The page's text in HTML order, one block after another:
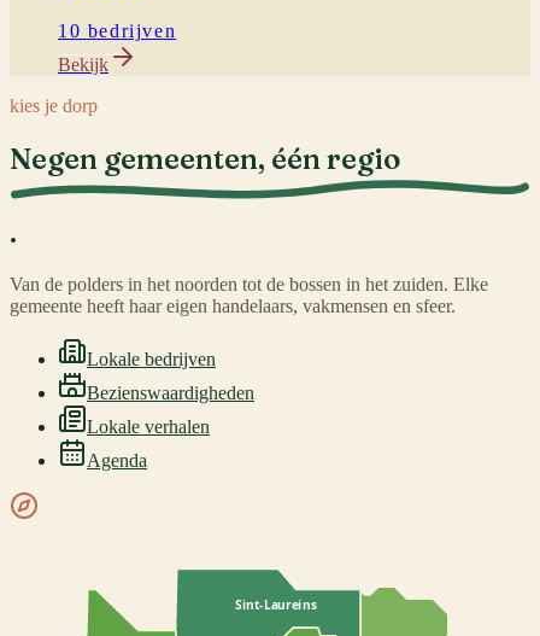
10 bedrijven
Bekijk
kies je dorp
Negen gemeenten, één regio
.
Van de polders in het noorden tot de bossen in het zuiden. Elke
gemeente heeft haar eigen handelaars, vakmensen en sfeer.
Lokale bedrijven
Bezienswaardigheden
Lokale verhalen
Agenda
Sint-Laureins